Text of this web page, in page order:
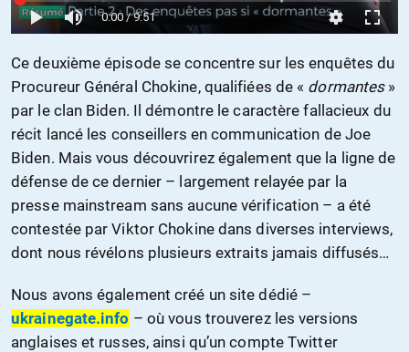
Ce deuxième épisode se concentre sur les enquêtes du
Procureur Général Chokine, qualifiées de « dormantes»
par le clan Biden. Il démontre le caractère fallacieux du
récit lancé les conseillers en communication de Joe
Biden. Mais vous découvrirez également que la ligne de
défense de ce dernier – largement relayée par la
presse mainstream sans aucune vérification – a été
contestée par Viktor Chokine dans diverses interviews,
dont nous révélons plusieurs extraits jamais diffusés…
Nous avons également créé un site dédié –
ukrainegate.info – où vous trouverez les versions
anglaises et russes, ainsi qu’un compte Twitter